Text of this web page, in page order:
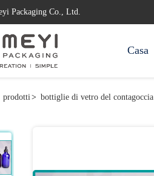
Packaging Co., Ltd.
Casa
prodotti> bottiglie di vetro del contagoccia